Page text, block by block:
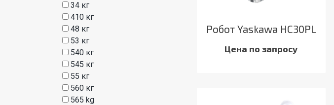
34 кг
410 кг
48 кг
53 кг
540 кг
545 кг
55 кг
560 кг
565 kg
Робот Yaskawa HC30PL
Цена по запросу